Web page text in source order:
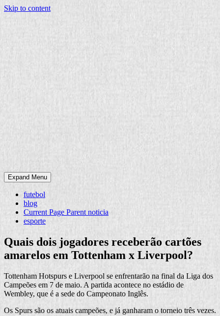
Skip to content
Expand Menu
futebol
blog
Current Page Parent noticia
esporte
Quais dois jogadores receberão cartões
amarelos em Tottenham x Liverpool?
Tottenham Hotspurs e Liverpool se enfrentarão na final da Liga dos
Campeões em 7 de maio. A partida acontece no estádio de
Wembley, que é a sede do Campeonato Inglês.
Os Spurs são os atuais campeões, e já ganharam o torneio três vezes.